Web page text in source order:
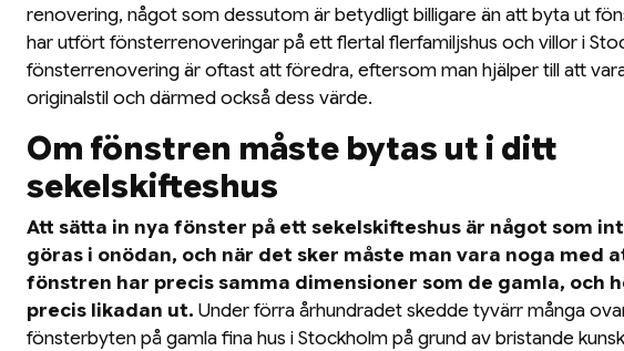
renovering, något som dessutom är betydligt billigare än att byta ut
har utfört fönsterrenoveringar på ett flertal flerfamiljshus och villor i
fönsterrenovering är oftast att föredra, eftersom man hjälper till att
originalstil och därmed också dess värde.
Om fönstren måste bytas ut i ditt
sekelskifteshus
Att sätta in nya fönster på ett sekelskifteshus är något som
göras i onödan, och när det sker måste man vara noga med
fönstren har precis samma dimensioner som de gamla, och
precis likadan ut. Under förra århundradet skedde tyvärr många
fönsterbyten på gamla fina hus i Stockholm på grund av bristande